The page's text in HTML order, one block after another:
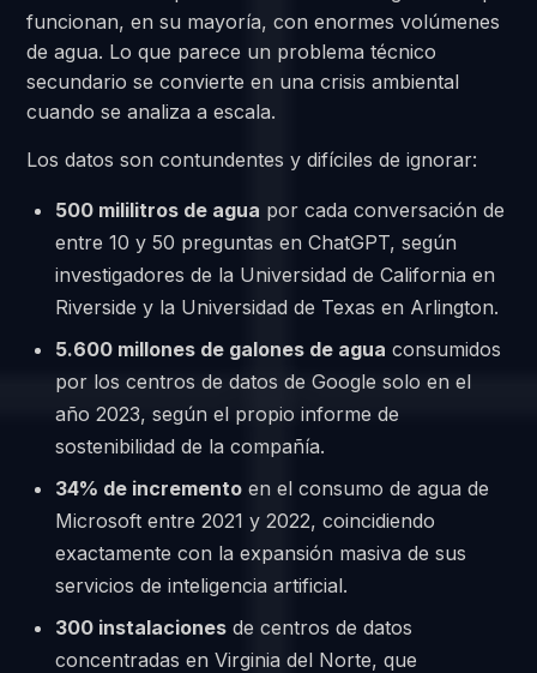
funcionan, en su mayoría, con enormes volúmenes
de agua. Lo que parece un problema técnico
secundario se convierte en una crisis ambiental
cuando se analiza a escala.
Los datos son contundentes y difíciles de ignorar:
500 mililitros de agua por cada conversación de
entre 10 y 50 preguntas en ChatGPT, según
investigadores de la Universidad de California en
Riverside y la Universidad de Texas en Arlington.
5.600 millones de galones de agua consumidos
por los centros de datos de Google solo en el
año 2023, según el propio informe de
sostenibilidad de la compañía.
34% de incremento en el consumo de agua de
Microsoft entre 2021 y 2022, coincidiendo
exactamente con la expansión masiva de sus
servicios de inteligencia artificial.
300 instalaciones de centros de datos
concentradas en Virginia del Norte, que